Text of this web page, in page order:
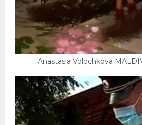
Anastasia Volochkova